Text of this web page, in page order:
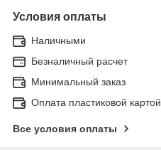
Условия оплаты
Наличными
Безналичный расчет
Минимальный заказ
Оплата пластиковой картой
Все условия оплаты